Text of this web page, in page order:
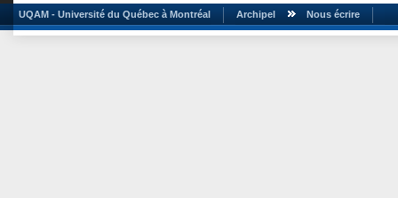
UQAM - Université du Québec à Montréal Archipel Nous écrire